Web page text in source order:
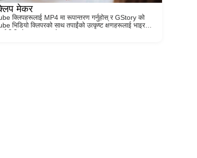
मेकर
क्लिपहरूलाई MP4 मा रूपान्तरण गर्नुहोस् र GStory को
भिडियो क्लिपरको साथ तपाईंको उत्कृष्ट क्षणहरूलाई भाइरल